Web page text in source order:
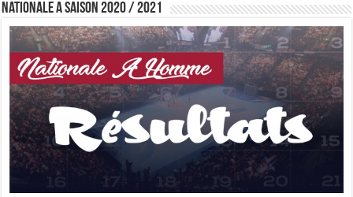
Nationale A saison 2020 / 2021